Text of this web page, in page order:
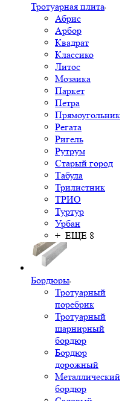
Тротуарная плита
Абрис
Арбор
Квадрат
Классико
Литос
Мозаика
Паркет
Петра
Прямоугольник
Регата
Ригель
Рутрум
Старый город
Табула
Трилистник
ТРИО
Туртур
Урбан
+ ЕЩЕ 8
Бордюры
Тротуарный
поребрик
Тротуарный
шарнирный
бордюр
Бордюр
дорожный
Металлический
бордюр